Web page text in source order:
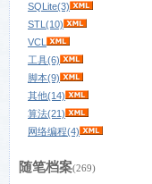
SQLite(3)
STL(10)
VCL
工具(6)
脚本(9)
其他(14)
算法(21)
网络编程(4)
随笔档案(269)